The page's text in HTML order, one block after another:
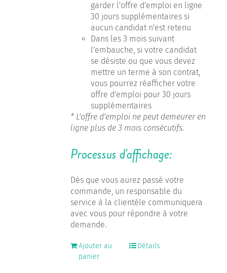
garder l'offre d'emploi en ligne
30 jours supplémentaires si
aucun candidat n'est retenu
Dans les 3 mois suivant
l'embauche, si votre candidat
se désiste ou que vous devez
mettre un terme à son contrat,
vous pourrez réafficher votre
offre d'emploi pour 30 jours
supplémentaires
* L'offre d'emploi ne peut demeurer en
ligne plus de 3 mois consécutifs.
Processus d'affichage:
Dès que vous aurez passé votre
commande, un responsable du
service à la clientèle communiquera
avec vous pour répondre à votre
demande.
Ajouter au
panier
Détails